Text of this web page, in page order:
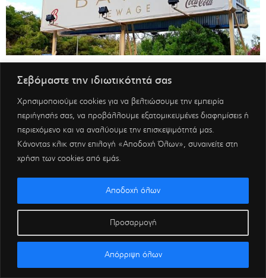
Σεβόμαστε την ιδιωτικότητά σας
Χρησιμοποιούμε cookies για να βελτιώσουμε την εμπειρία
περιήγησής σας, να προβάλλουμε εξατομικευμένες διαφημίσεις ή
περιεχόμενο και να αναλύουμε την επισκεψιμότητά μας.
Κάνοντας κλικ στην επιλογή «Αποδοχή Όλων», συναινείτε στη
χρήση των cookies από εμάς.
Προσαρμογή
Απόρριψη όλων
Αποδοχή όλων